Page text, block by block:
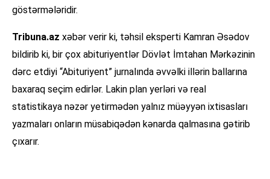
göstərmələridir.
Tribuna.az xəbər verir ki, təhsil eksperti Kamran Əsədov
bildirib ki, bir çox abituriyentlər Dövlət İmtahan Mərkəzinin
dərc etdiyi “Abituriyent” jurnalında əvvəlki illərin ballarına
baxaraq seçim edirlər. Lakin plan yerləri və real
statistikaya nəzər yetirmədən yalnız müəyyən ixtisasları
yazmaları onların müsabiqədən kənarda qalmasına gətirib
çıxarır.